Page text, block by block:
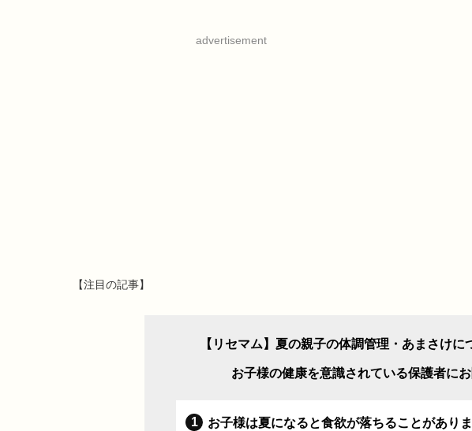
advertisement
【注目の記事】
【リセマム】夏の親子の体調管理・あまさけに
お子様の健康を意識されている保護者にお
お子様は夏になると食欲が落ちることがあり